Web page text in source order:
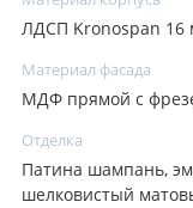
ЛДСП Kronospan 16
Материал фасада
МДФ прямой с
Отделка
Патина шампань,
шелковистый